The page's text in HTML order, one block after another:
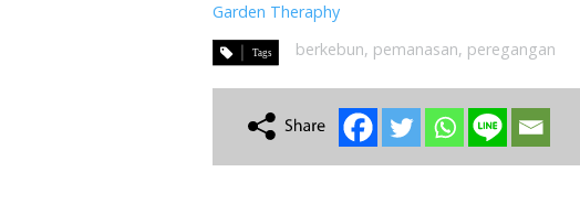
Garden Theraphy
berkebun, pemanasan, peregangan